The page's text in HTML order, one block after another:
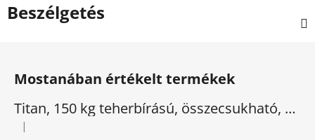
Beszélgetés
Mostanában értékelt termékek
Titan, 150 kg teherbírású, összecsukható, elektromos háromkerekű
A termék értékelése 5-ből 5 csillag.
|